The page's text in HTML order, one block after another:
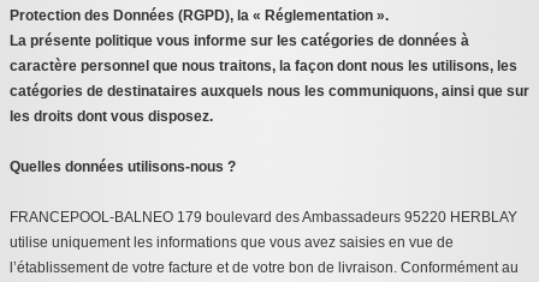
Protection des Données (RGPD), la « Réglementation ».
La présente politique vous informe sur les catégories de données à
caractère personnel que nous traitons, la façon dont nous les utilisons, les
catégories de destinataires auxquels nous les communiquons, ainsi que sur
les droits dont vous disposez.
Quelles données utilisons-nous ?
FRANCEPOOL-BALNEO 179 boulevard des Ambassadeurs 95220 HERBLAY
utilise uniquement les informations que vous avez saisies en vue de
l’établissement de votre facture et de votre bon de livraison. Conformément au